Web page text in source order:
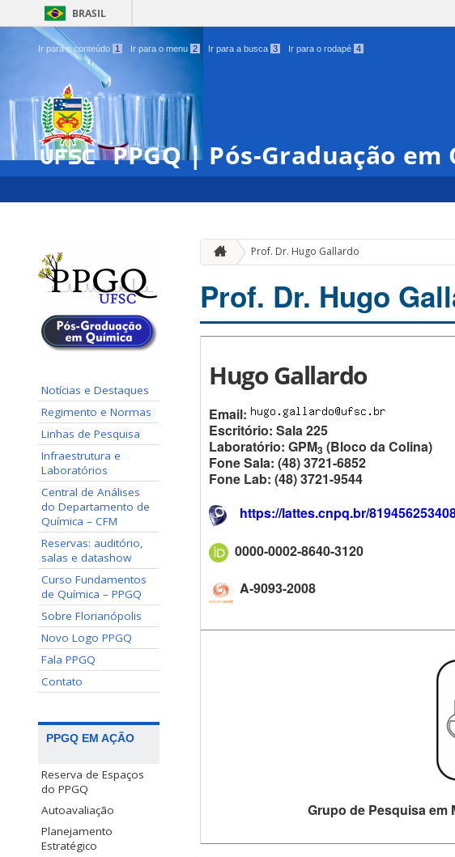
BRASIL
Ir para o conteúdo 1 Ir para o menu 2 Ir para a busca 3 Ir para o rodapé 4
PPGQ | Pós-Graduação em
Notícias e Destaques
Regimento e Normas
Linhas de Pesquisa
Infraestrutura e
Laboratórios
Central de Análises
do Departamento de
Química – CFM
Reservas: auditório,
salas e datashow
Curso Fundamentos
de Química – PPGQ
Sobre Florianópolis
Novo Logo PPGQ
Fala PPGQ
Contato
PPGQ EM AÇÃO
Reserva de Espaços
do PPGQ
Autoavaliação
Planejamento
Estratégico
Prof. Dr. Hugo Gallardo
Prof. Dr. Hugo
Hugo Gallardo
Email:
Escritório: Sala 225
Laboratório: GPM3 (Bloco da Colina)
Fone Sala: (48) 3721-6852
Fone Lab: (48) 3721-9544
https://lattes.cnpq.br/
0000-0002-8640-3120
A-9093-2008
Grupo de Pesquisa em